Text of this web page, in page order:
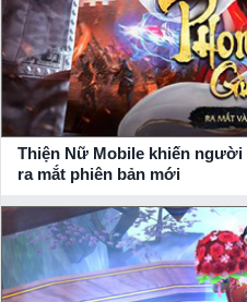
Thiện Nữ Mobile khiến
ra mắt phiên bản mới